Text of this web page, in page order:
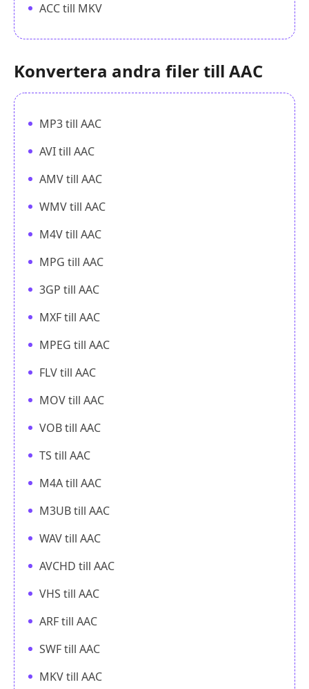
ACC till MKV
Konvertera andra filer till AAC
MP3 till AAC
AVI till AAC
AMV till AAC
WMV till AAC
M4V till AAC
MPG till AAC
3GP till AAC
MXF till AAC
MPEG till AAC
FLV till AAC
MOV till AAC
VOB till AAC
TS till AAC
M4A till AAC
M3UB till AAC
WAV till AAC
AVCHD till AAC
VHS till AAC
ARF till AAC
SWF till AAC
MKV till AAC